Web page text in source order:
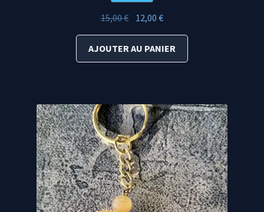
15,00€ Le
initial
était :
12,00€Le
actuel
est :
AJOUTER AU PANIER